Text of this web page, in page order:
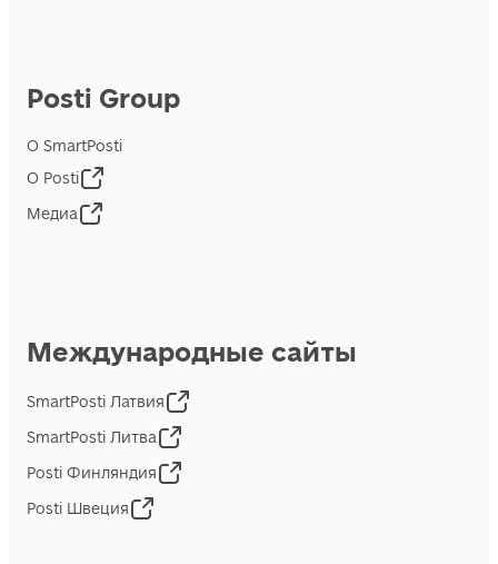
Posti Group
О SmartPosti
О Posti
Медиа
Международные сайты
SmartPosti Латвия
SmartPosti Литва
Posti Финляндия
Posti Швеция